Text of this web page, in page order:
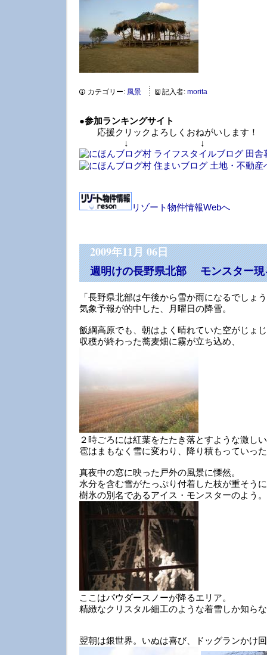
カテゴリー: 風景 記入者: morita
●参加ランキングサイト
応援クリックよろしくおねがいします！
↓ ↓
リゾート物件情報Webへ
2009年11月 06日
週明けの長野県北部 モンスター現
「長野県北部は午後から雪か雨になるでしょ
気象予報が的中した、月曜日の降雪。
飯綱高原でも、朝はよく晴れていた空がじょ
収穫が終わった蕎麦畑に霧が立ち込め、
２時ごろには紅葉をたたき落とすような激し
雹はまもなく雪に変わり、降り積もっていっ
真夜中の窓に映った戸外の風景に慄然。
水分を含む雪がたっぷり付着した枝が重そう
樹氷の別名であるアイス・モンスターのよう。
ここはパウダースノーが降るエリア。
精緻なクリスタル細工のような着雪しか知ら
翌朝は銀世界。いぬは喜び、ドッグランかけ